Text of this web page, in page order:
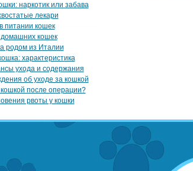
наркотик или забава
лекари
питании кошек
кошек
родом из Италии
характеристика
ухода и содержания
об уходе за кошкой
кошкой после операции?
рвоты у кошки